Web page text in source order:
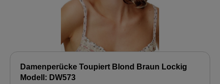
Damenperücke Toupiert Blond Braun Lockig
Modell: DW573